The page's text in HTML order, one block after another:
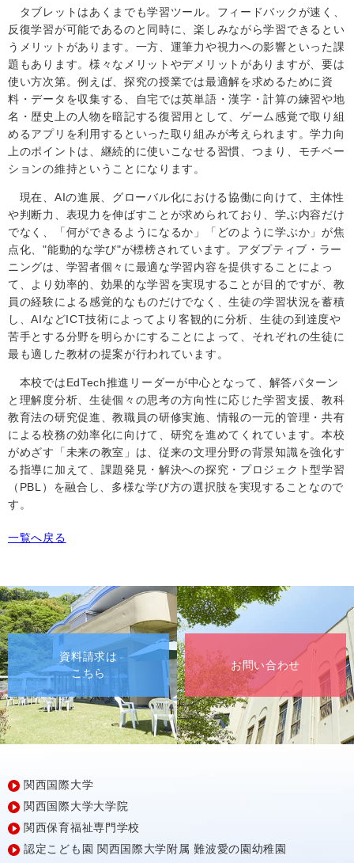
タブレットはあくまでも学習ツール。フィードバックが速く、
反復学習が可能であるのと同時に、楽しみながら学習できるとい
うメリットがあります。一方、運筆力や視力への影響といった課
題もあります。様々なメリットやデメリットがありますが、要は
使い方次第。例えば、探究の授業では最適解を求めるために資
料・データを収集する、自宅では英単語・漢字・計算の練習や地
名・歴史上の人物を暗記する復習用として、ゲーム感覚で取り組
めるアプリを利用するといった取り組みが考えられます。学力向
上のポイントは、継続的に使いこなせる習慣、つまり、モチベー
ションの維持ということになります。
現在、 AIの進展、グローバル化における協働に向けて、主体性
や判断力、表現力を伸ばすことが求められており、学ぶ内容だけ
でなく、「何ができるようになるか」「どのように学ぶか」が焦
点化、"能動的な学び"が標榜されています。アダプティブ・ラー
ニングは、学習者個々に最適な学習内容を提供することによっ
て、より効率的、効果的な学習を実現することが目的ですが、教
員の経験による感覚的なものだけでなく、生徒の学習状況を蓄積
し、AIなどICT技術によってより客観的に分析、生徒の到達度や
苦手とする分野を明らかにすることによって、それぞれの生徒に
最も適した教材の提案が行われています。
本校ではEdTech推進リーダーが中心となって、解答パターン
と理解度分析、生徒個々の思考の方向性に応じた学習支援、教科
教育法の研究促進、教職員の研修実施、情報の一元的管理・共有
による校務の効率化に向けて、研究を進めてくれています。 本校
がめざす「未来の教室」は、従来の文理分野の背景知識を強化す
る指導に加えて、課題発見・解決への探究・プロジェクト型学習
（ PBL ）を融合し、多様な学び方の選択肢を実現することなので
す。
一覧へ戻る
資料請求は
こちら
お問い合わせ
関西国際大学
関西国際大学大学院
関西保育福祉専門学校
認定こども園 関西国際大学附属 難波愛の園幼稚園